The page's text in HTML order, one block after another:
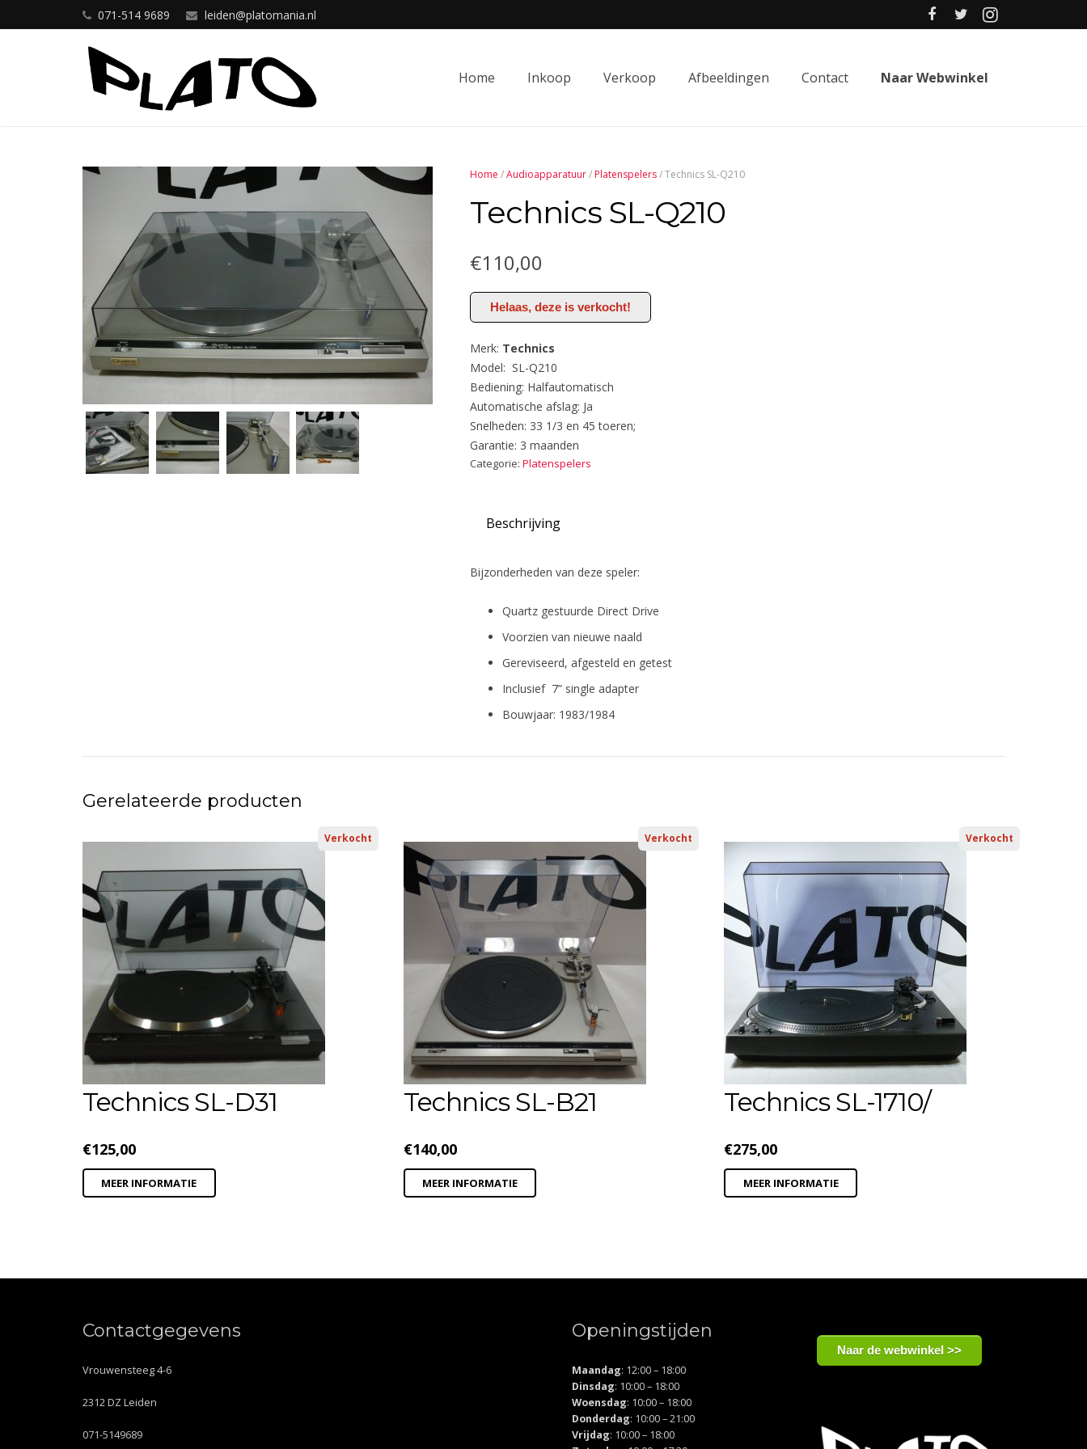
071-514 9689 leiden@platomania.nl
Home Inkoop Verkoop Afbeeldingen Contact Naar Webwinkel
Home /Audioapparatuur/ Platenspelers/ Technics SL-Q210
Technics SL-Q210
€110,00
Helaas, deze is verkocht!
Merk: Technics
Model: SL-Q210
Bediening: Halfautomatisch
Automatische afslag: Ja
Snelheden: 33 1/3 en 45 toeren;
Garantie: 3 maanden
Categorie: Platenspelers
Beschrijving
Bijzonderheden van deze speler:
Quartz gestuurde Direct Drive
Voorzien van nieuwe naald
Gereviseerd, afgesteld en getest
Inclusief 7” single adapter
Bouwjaar: 1983/1984
Gerelateerde producten
Verkocht
Technics SL-D31
€125,00
MEER INFORMATIE
Verkocht
Technics SL-B21
€140,00
MEER INFORMATIE
Verkocht
Technics SL-1710/
€275,00
MEER INFORMATIE
Contactgegevens
Vrouwensteeg 4-6
2312 DZ Leiden
071-5149689
Openingstijden
Maandag: 12:00 – 18:00
Dinsdag: 10:00 – 18:00
Woensdag: 10:00 – 18:00
Donderdag: 10:00 – 21:00
Vrijdag: 10:00 – 18:00
Naar de webwinkel >>